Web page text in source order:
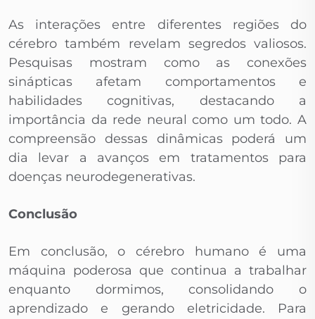
As interações entre diferentes regiões do
cérebro também revelam segredos valiosos.
Pesquisas mostram como as conexões
sinápticas afetam comportamentos e
habilidades cognitivas, destacando a
importância da rede neural como um todo. A
compreensão dessas dinâmicas poderá um
dia levar a avanços em tratamentos para
doenças neurodegenerativas.
Conclusão
Em conclusão, o cérebro humano é uma
máquina poderosa que continua a trabalhar
enquanto dormimos, consolidando o
aprendizado e gerando eletricidade. Para